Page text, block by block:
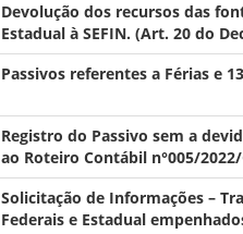
Devolução dos recursos das
Estadual à SEFIN. (Art. 20 do
Passivos referentes a Férias e
Registro do Passivo sem a
ao Roteiro Contábil n°005/2022/
Solicitação de Informações –
Federais e Estadual